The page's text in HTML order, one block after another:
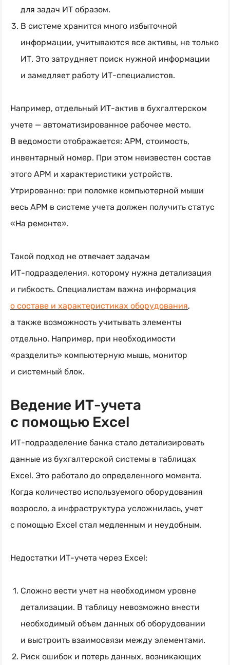
для задач ИТ образом.
В системе хранится много избыточной
информации, учитываются все активы, не только
ИТ. Это затрудняет поиск нужной информации
и замедляет работу ИТ-специалистов.
Например, отдельный ИТ-актив в бухгалтерском
учете — автоматизированное рабочее место.
В ведомости отображается: АРМ, стоимость,
инвентарный номер. При этом неизвестен состав
этого АРМ и характеристики устройств.
Утрированно: при поломке компьютерной мыши
весь АРМ в системе учета должен получить статус
«На ремонте».
Такой подход не отвечает задачам
ИТ-подразделения, которому нужна детализация
и гибкость. Специалистам важна информация
о составе и характеристиках оборудования,
а также возможность учитывать элементы
отдельно. Например, при необходимости
«разделить» компьютерную мышь, монитор
и системный блок.
Ведение ИТ-учета
с помощью Excel
ИТ-подразделение банка стало детализировать
данные из бухгалтерской системы в таблицах
Excel. Это работало до определенного момента.
Когда количество используемого оборудования
возросло, а инфраструктура усложнилась, учет
с помощью Excel стал медленным и неудобным.
Недостатки ИТ-учета через Excel:
Сложно вести учет на необходимом уровне
детализации. В таблицу невозможно внести
необходимый объем данных об оборудовании
и выстроить взаимосвязи между элементами.
Риск ошибок и потерь данных, возникающих